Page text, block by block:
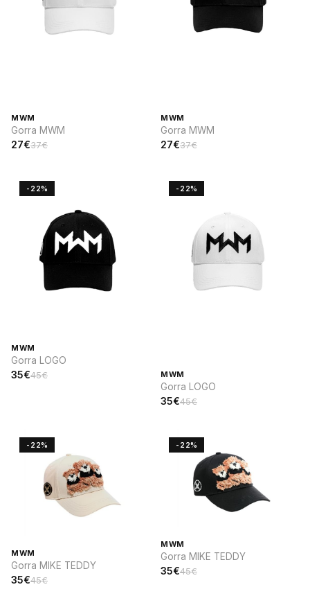
MWM
Gorra MWM
27€37€
MWM
Gorra MWM
27€37€
-22%
MWM
Gorra LOGO
35€45€
-22%
MWM
Gorra LOGO
35€45€
-22%
MWM
Gorra MIKE TEDDY
35€45€
-22%
MWM
Gorra MIKE TEDDY
35€45€